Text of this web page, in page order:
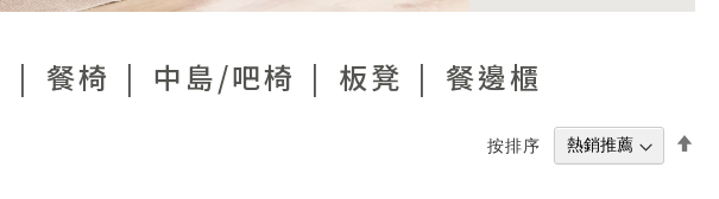
餐椅 中島/吧椅 板凳 餐邊櫃
按排序